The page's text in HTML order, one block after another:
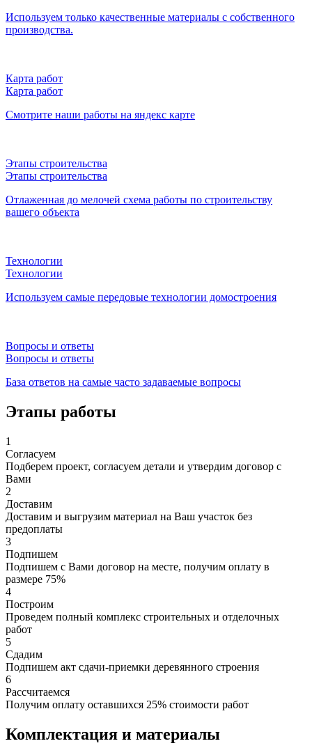
Используем только качественные материалы с собственного
производства.
Карта работ
Карта работ
Смотрите наши работы на яндекс карте
Этапы строительства
Этапы строительства
Отлаженная до мелочей схема работы по строительству
вашего объекта
Технологии
Технологии
Используем самые передовые технологии домостроения
Вопросы и ответы
Вопросы и ответы
База ответов на самые часто задаваемые вопросы
Этапы работы
1
Согласуем
Подберем проект, согласуем детали и утвердим договор с
Вами
2
Доставим
Доставим и выгрузим материал на Ваш участок без
предоплаты
3
Подпишем
Подпишем с Вами договор на месте, получим оплату в
размере 75%
4
Построим
Проведем полный комплекс строительных и отделочных
работ
5
Сдадим
Подпишем акт сдачи-приемки деревянного строения
6
Рассчитаемся
Получим оплату оставшихся 25% стоимости работ
Комплектация и материалы